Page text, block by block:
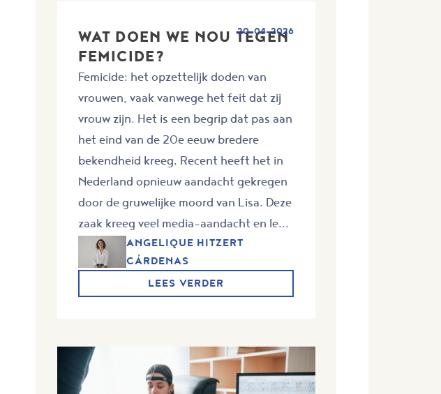
WAT DOEN WE NOU TEGEN
FEMICIDE?
20-04-2026
Femicide: het opzettelijk doden van
vrouwen, vaak vanwege het feit dat zij
vrouw zijn. Het is een begrip dat pas aan
het eind van de 20e eeuw bredere
bekendheid kreeg. Recent heeft het in
Nederland opnieuw aandacht gekregen
door de gruwelijke moord van Lisa. Deze
zaak kreeg veel media-aandacht en le...
ANGELIQUE HITZERT
CÁRDENAS
LEES VERDER